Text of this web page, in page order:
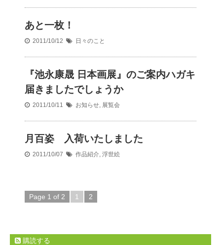
あと一枚！
2011/10/12 日々のこと
『池永康晟 日本画展』のご案内ハガキ
届きましたでしょうか
2011/10/11 お知らせ, 展覧会
月百姿 入荷いたしました
2011/10/07 作品紹介, 浮世絵
Page 1 of 2 1 2
購読する